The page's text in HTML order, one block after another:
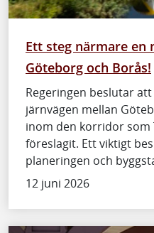
Ett steg närmare en
Göteborg och Borås!
Regeringen beslutar
järnvägen mellan
inom den korridor som
föreslagit. Ett viktigt
planeringen och
12 juni 2026